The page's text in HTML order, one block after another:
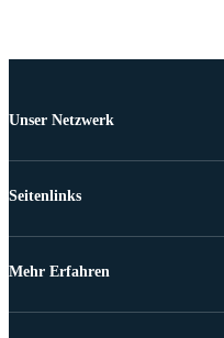
Unser Netzwerk
Seitenlinks
Mehr Erfahren